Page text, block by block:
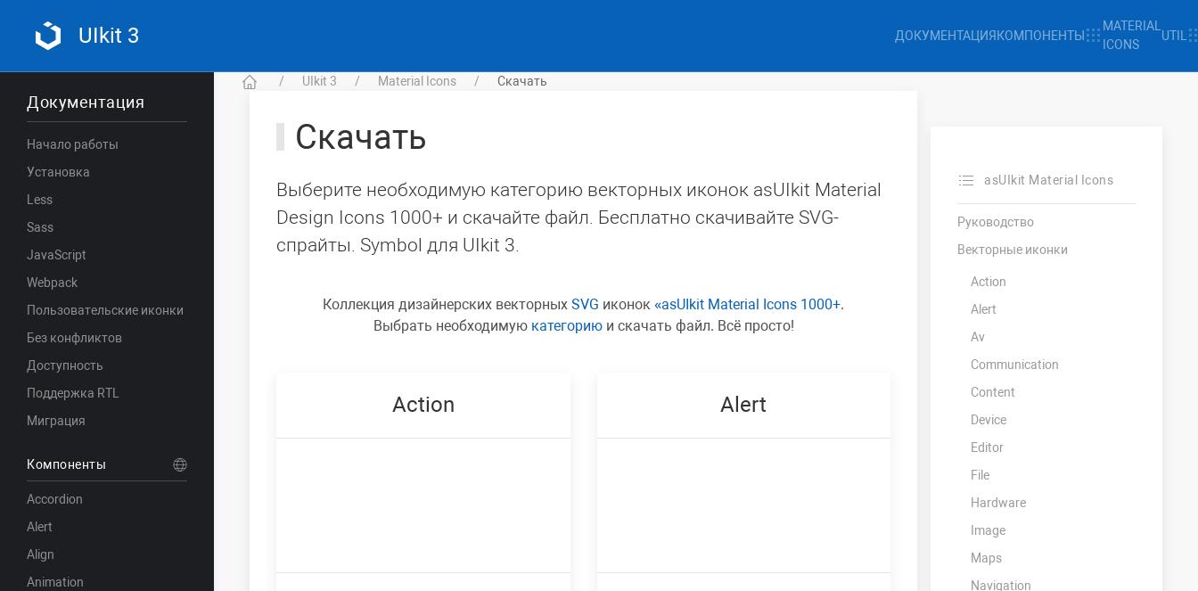
UIkit 3 ДОКУМЕНТАЦИЯКОМПОНЕНТЫ
MATERIAL
ICONS
UTIL
UIkit 3 Material Icons Скачать
Документация
Начало работы
Установка
Less
Sass
JavaScript
Webpack
Пользовательские иконки
Без конфликтов
Доступность
Поддержка RTL
Миграция
Компоненты
Accordion
Alert
Align
Animation
asUIkit Material Icons
Руководство
Векторные иконки
Action
Alert
Av
Communication
Content
Device
Editor
File
Hardware
Image
Maps
Navigation
Скачать
Выберите необходимую категорию векторных иконок asUIkit Material
Design Icons 1000+ и скачайте файл. Бесплатно скачивайте SVG-
спрайты. Symbol для UIkit 3.
Коллекция дизайнерских векторных SVG иконок asUIkit Material Icons 1000+.
Выбрать необходимую категориюи скачать файл. Всё просто!
Action Alert